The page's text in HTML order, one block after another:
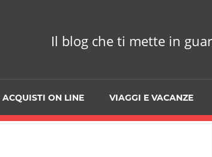
Il blog che ti mette in
ACQUISTI ON LINE VIAGGI E VACANZE